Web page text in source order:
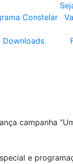
Constelar
Downloads
campanha
e